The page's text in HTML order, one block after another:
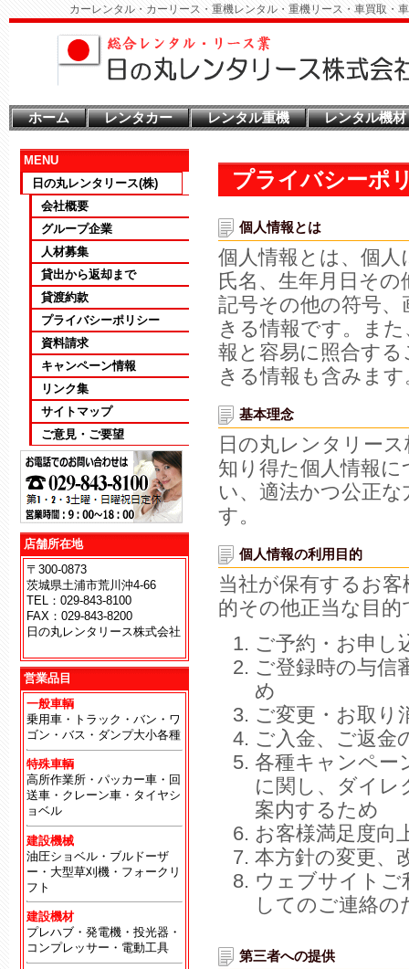
カーレンタル・カーリース・重機レンタル・重機リース・車買取・
ホーム レンタカー レンタル重機 レンタル機材
MENU
日の丸レンタリース(株)
会社概要
グループ企業
人材募集
貸出から返却まで
貸渡約款
プライバシーポリシー
資料請求
キャンペーン情報
リンク集
サイトマップ
ご意見・ご要望
店舗所在地
〒300-0873
茨城県土浦市荒川沖4-66
TEL：029-843-8100
FAX：029-843-8200
日の丸レンタリース株式会社
営業品目
一般車輌
乗用車・トラック・バン・ワ
ゴン・バス・ダンプ大小各種
特殊車輌
高所作業所・パッカー車・回
送車・クレーン車・タイヤシ
ョベル
建設機械
油圧ショベル・ブルドーザ
ー・大型草刈機・フォークリ
フト
建設機材
プレハブ・発電機・投光器・
コンプレッサー・電動工具
プライバシーポ
個人情報とは
個人情報とは、個
氏名、生年月日そ
記号その他の符号
きる情報です。ま
報と容易に照合す
きる情報も含みます
基本理念
日の丸レンタリー
知り得た個人情報
い、適法かつ公正
す。
個人情報の利用目的
当社が保有するお
的その他正当な目
ご予約・お申し
ご登録時の与信
め
ご変更・お取り
ご入金、ご返金
各種キャンペー
に関し、ダイレ
案内するため
お客様満足度向
本方針の変更、
ウェブサイトご
してのご連絡の
第三者への提供